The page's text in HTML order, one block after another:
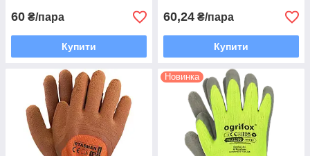
60 ₴/пара
Купити
60,24 ₴/пара
Купити
Новинка